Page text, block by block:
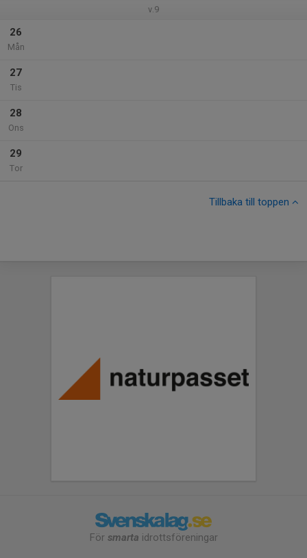
v.9
26
Mån
27
Tis
28
Ons
29
Tor
Tillbaka till toppen
För smarta idrottsföreningar